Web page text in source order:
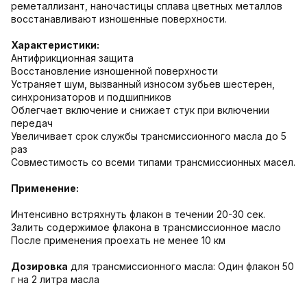
реметаллизант, наночастицы сплава цветных металлов
восстанавливают изношенные поверхности.
Характеристики:
Антифрикционная защита
Восстановление изношенной поверхности
Устраняет шум, вызванный износом зубьев шестерен,
синхронизаторов и подшипников
Облегчает включение и снижает стук при включении
передач
Увеличивает срок службы трансмиссионного масла до 5
раз
Совместимость со всеми типами трансмиссионных масел.
Применение:
Интенсивно встряхнуть флакон в течении 20-30 сек.
Залить содержимое флакона в трансмиссионное масло
После применения проехать не менее 10 км
Дозировка для трансмиссионного масла: Один флакон 50
г на 2 литра масла